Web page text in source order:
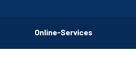
Online-Services